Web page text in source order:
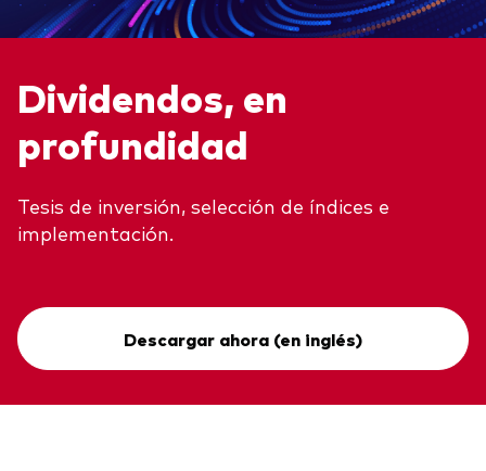
Dividendos, en
profundidad
Tesis de inversión, selección de índices e
implementación.
Descargar ahora (en inglés)